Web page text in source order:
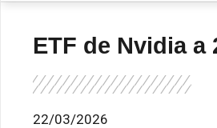
ETF de Nvidia a
22/03/2026